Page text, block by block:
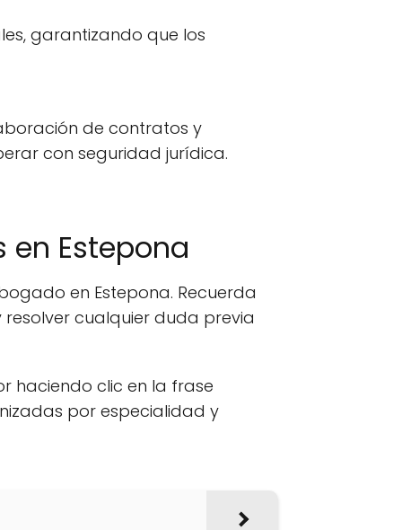
garantizando que los
de contratos y
con seguridad jurídica.
Estepona
en Estepona. Recuerda
cualquier duda previa
haciendo clic en la frase
por especialidad y